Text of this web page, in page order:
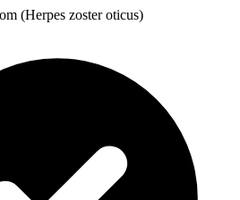
(Herpes zoster oticus)